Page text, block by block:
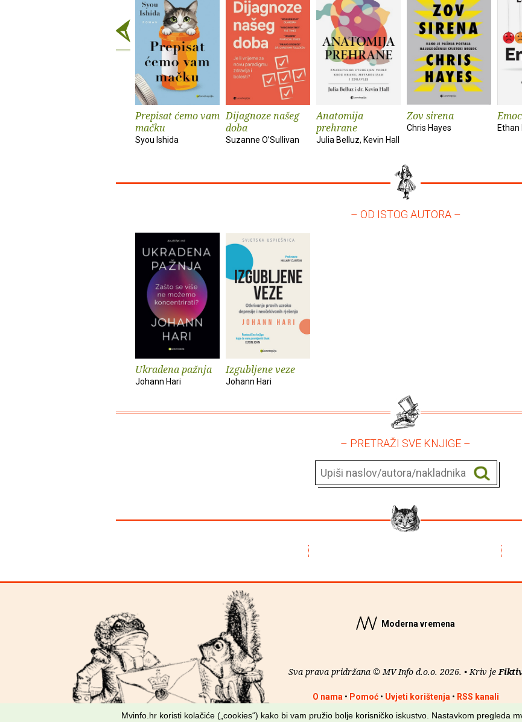
Prepisat ćemo vam
mačku
Syou Ishida
Dijagnoze našeg
doba
Suzanne O’Sullivan
Anatomija
prehrane
Julia Belluz, Kevin Hall
Zov sirena
Chris Hayes Ethan
– OD ISTOG AUTORA –
Ukradena pažnja
Johann Hari
Izgubljene veze
Johann Hari
– PRETRAŽI SVE KNJIGE –
Moderna vremena
Sva prava pridržana © MV Info d.o.o. 2026. • Kriv je
O nama • Pomoć• Uvjeti korištenja • RSS kanali
Mvinfo.hr koristi kolačiće („cookies“) kako bi vam pružio bolje korisničko iskustvo. Nastavkom pregleda